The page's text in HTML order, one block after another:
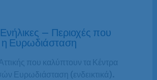
Ενήλικες – Περιοχές που
η Ευρωδιάσταση
που καλύπτουν τα Κέντρα
Ευρωδιάσταση (ενδεικτικά).